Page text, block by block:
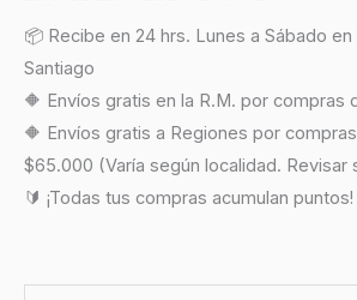
📦 Recibe en 24 hrs. Lunes a Sábado
Santiago
🔶 Envíos gratis en la R.M. por compras
🔶 Envíos gratis a Regiones por
$65.000 (Varía según localidad. Revisar
🔰 ¡Todas tus compras acumulan puntos!